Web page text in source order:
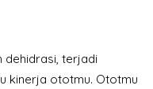
dehidrasi, terjadi
kinerja ototmu. Ototmu